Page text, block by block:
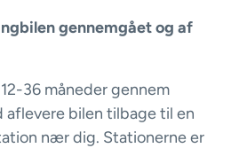
gennemgået og af
36 måneder gennem
aflevere bilen tilbage til en
nær dig. Stationerne er